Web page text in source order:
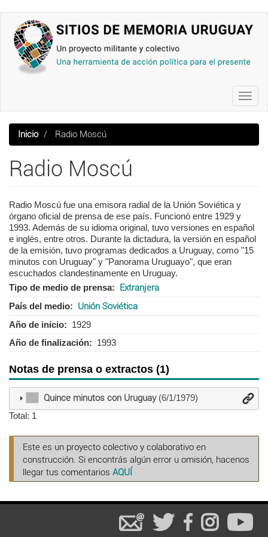
contenido
principal
Inicio Radio Moscú
Radio Moscú
Radio Moscú fue una emisora radial de la Unión Soviética y
órgano oficial de prensa de ese país. Funcionó entre 1929 y
1993. Además de su idioma original, tuvo versiones en español
e inglés, entre otros. Durante la dictadura, la versión en español
de la emisión, tuvo programas dedicados a Uruguay, como "15
minutos con Uruguay" y "Panorama Uruguayo", que eran
escuchados clandestinamente en Uruguay.
Tipo de medio de prensa
Extranjera
País del medio Unión Soviética
Año de inicio
1929
Año de finalización
1993
Notas de prensa o extractos (1)
Quince minutos con Uruguay(6/1/1979)
Total: 1
Este es un proyecto colectivo y colaborativo en
construcción. Si encontrás algún error u omisión, hacenos
llegar tus comentarios AQUÍ